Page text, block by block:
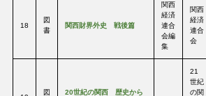
18
図
書
関西財界外史 戦後篇
関西
経済
連合
会編
集
関西
経済
連合
会
図 20世紀の関西 歴史から
21
世紀
の関